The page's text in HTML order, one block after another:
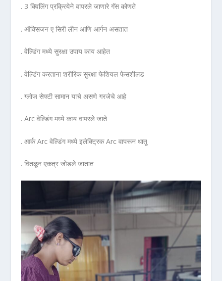
. 3 क्विलिंग प्रक्रियेने वापरले जाणारे गॅस कोणते
. ऑक्सिजन ए सिरी लीन आणि आर्गन असतात
. वेल्डिंग मध्ये सुरक्षा उपाय काय आहेत
. वेल्डिंग करताना शरीरिक सुरक्षा फेशियल फेसशीलड
. ग्लोज सेफ्टी सामान याचे असणे गरजेचे आहे
. Arc वेल्डिंग मध्ये काय वापरले जाते
. आर्क Arc वेल्डिंग मध्ये इलेक्ट्रिक Arc वापरून धातू
. वितळून एकत्र जोडले जातात